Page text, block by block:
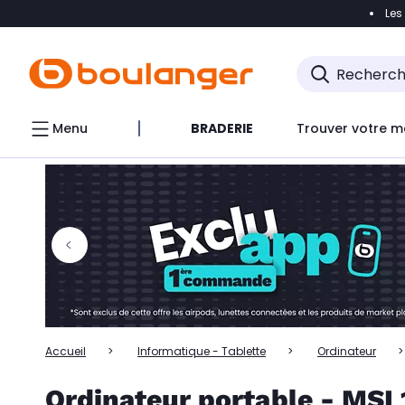
Accéder
Accéder directement au chatbot
Menu BRADERIE Trouver votre
Accueil Informatique - Tablette Ordinateur